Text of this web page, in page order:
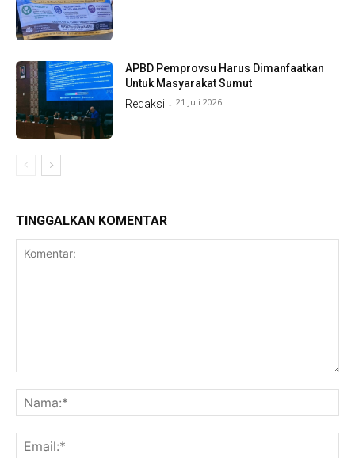
APBD Pemprovsu Harus Dimanfaatkan
Untuk Masyarakat Sumut
Redaksi - 21 Juli 2026
TINGGALKAN KOMENTAR